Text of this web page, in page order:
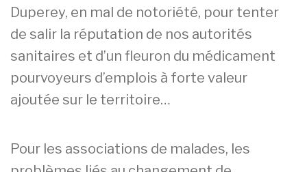
Duperey, en mal de notoriété, pour tenter
de salir la réputation de nos autorités
sanitaires et d’un fleuron du médicament
pourvoyeurs d’emplois à forte valeur
ajoutée sur le territoire…
Pour les associations de malades, les